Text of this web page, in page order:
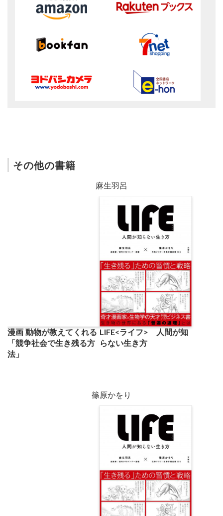
その他の書籍
麻生羽呂
漫画 動物が教えてくれる
「競争社会で生き残る方
法」
LIFE<ライフ> 人間が知
らない生き方
篠原かをり